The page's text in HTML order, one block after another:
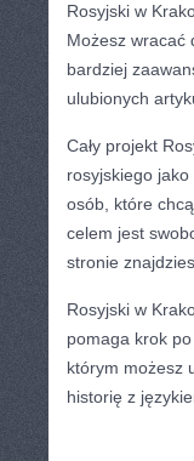
Rosyjski w
Możesz wracać
bardziej
ulubionych
Cały projekt
rosyjskiego
osób, które
celem jest
stronie
Rosyjski w
pomaga krok
którym możesz
historię z